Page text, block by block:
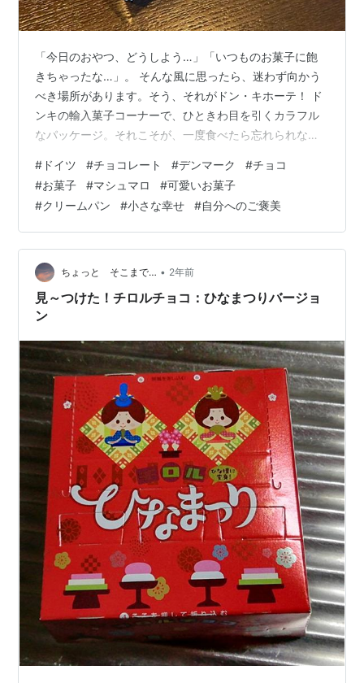
「今日のおやつ、どうしよう…」「いつものお菓子に飽
きちゃったな…」。 そんな風に思ったら、迷わず向かう
べき場所があります。そう、それがドン・キホーテ！ ド
ンキの輸入菓子コーナーで、ひときわ目を引くカラフル
なパッケージ。それこそが、一度食べたら忘れられない
いチョコの層を破ると、中から「とろ〜り」とろけるよ
うな、驚くほど軽いマシュマロ。この絶妙なハーモニー
は、まさに至福の瞬間。多くの人が「ドンキで出会った
運命のお菓子」と絶賛するディックマンチョコの魅力
と、その意外な歴史、さらに食卓のマンネリを打破する
絶品アレンジレシピまで、徹底的に深掘りします。…
# ドイツ #チョコレート #デンマーク #チョコ
#お菓子 #マシュマロ #可愛いお菓子
#クリームパン #小さな幸せ #自分へのご褒美
ちょっと そこまで… • 2年前
見～つけた！チロルチョコ：ひなまつりバージョ
ン